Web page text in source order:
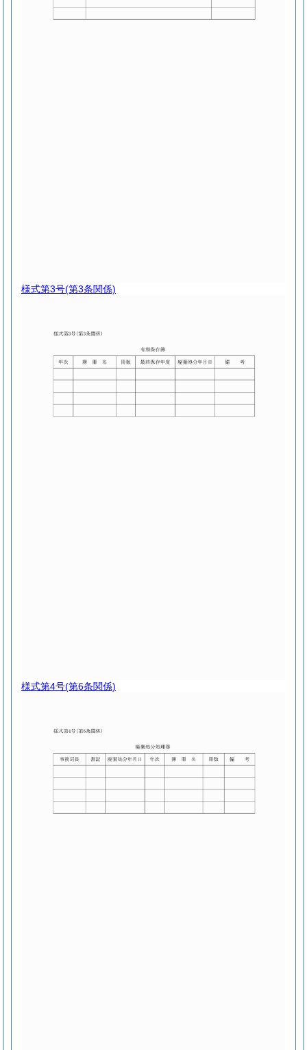
様式第3号(第3条関係)
様式第4号(第6条関係)